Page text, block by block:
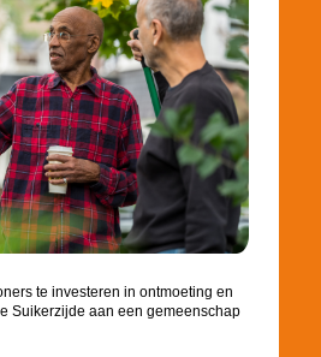
te investeren in ontmoeting en
Suikerzijde aan een gemeenschap